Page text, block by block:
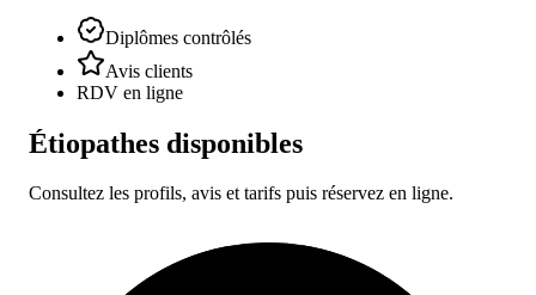
Diplômes contrôlés
Avis clients
RDV en ligne
Étiopathes disponibles
Consultez les profils, avis et tarifs puis réservez en ligne.